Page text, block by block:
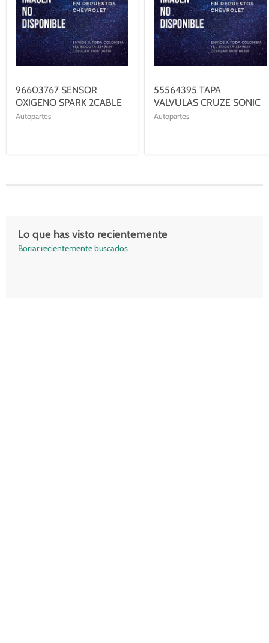
96603767 SENSOR
OXIGENO SPARK 2CABLE
Autopartes
55564395 TAPA
VALVULAS CRUZE SONIC
Autopartes
Lo que has visto recientemente
Borrar recientemente buscados